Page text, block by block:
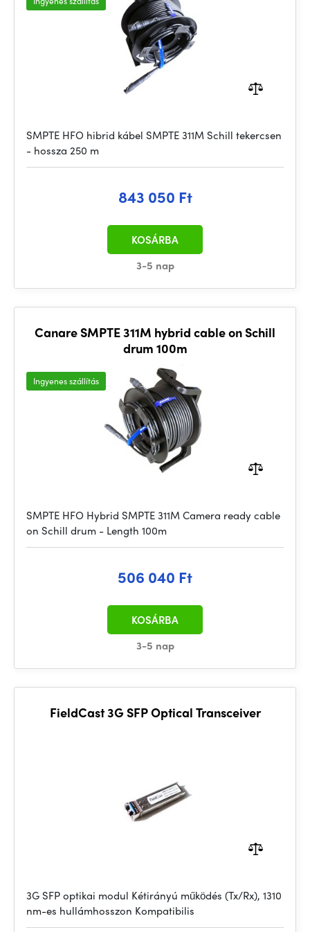
SMPTE HFO hibrid kábel SMPTE 311M Schill tekercsen
- hossza 250 m
843 050 Ft
3-5 nap
KOSÁRBA
Canare SMPTE 311M hybrid cable on Schill
drum 100m
Ingyenes szállítás
SMPTE HFO Hybrid SMPTE 311M Camera ready cable
on Schill drum - Length 100m
506 040 Ft
3-5 nap
KOSÁRBA
FieldCast 3G SFP Optical Transceiver
3G SFP optikai modul Kétirányú működés (Tx/Rx), 1310
nm-es hullámhosszon Kompatibilis